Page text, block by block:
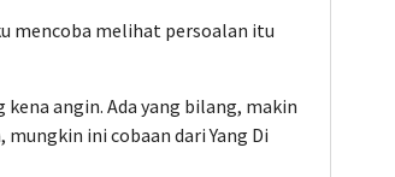
mencoba melihat persoalan itu
kena angin. Ada yang bilang, makin
mungkin ini cobaan dari Yang Di